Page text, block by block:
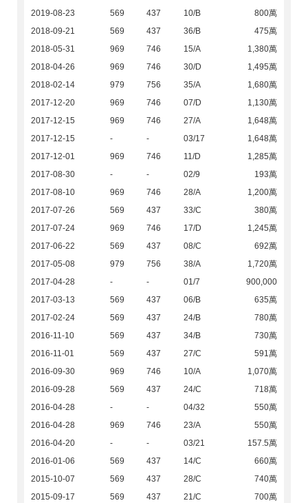
2019-08-23
569 437 10/B
800萬
2018-09-21
569 437 36/B
475萬
2018-05-31
969 746 15/A
1,380萬
2018-04-26
969 746 30/D
1,495萬
2018-02-14
979 756 35/A
1,680萬
2017-12-20
969 746 07/D
1,130萬
2017-12-15
969 746 27/A
1,648萬
2017-12-15
- - 03/17
1,648萬
2017-12-01
969 746 11/D
1,285萬
2017-08-30
- - 02/9
193萬
2017-08-10
969 746 28/A
1,200萬
2017-07-26
569 437 33/C
380萬
2017-07-24
969 746 17/D
1,245萬
2017-06-22
569 437 08/C
692萬
2017-05-08
979 756 38/A
1,720萬
2017-04-28
- - 01/7
900,000
2017-03-13
569 437 06/B
635萬
2017-02-24
569 437 24/B
780萬
2016-11-10
569 437 34/B
730萬
2016-11-01
569 437 27/C
591萬
2016-09-30
969 746 10/A
1,070萬
2016-09-28
569 437 24/C
718萬
2016-04-28
- - 04/32
550萬
2016-04-28
969 746 23/A
550萬
2016-04-20
- - 03/21
157.5萬
2016-01-06
569 437 14/C
660萬
2015-10-07
569 437 28/C
740萬
2015-09-17
569 437 21/C
700萬